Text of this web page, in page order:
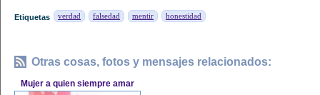
Etiquetas verdad falsedad mentir honestidad
Otras cosas, fotos y mensajes relacionados:
Mujer a quien siempre amar